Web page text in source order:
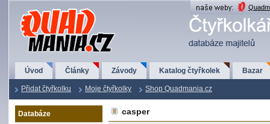
QuadMania.cz
Úvod Články Závody Katalog čtyřkolek Bazar
Přidat čtyřkolku Moje čtyřkolky Shop Quadmania.cz
Databáze
casper